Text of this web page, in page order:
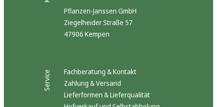
Pflanzen-Janssen GmbH
Ziegelheider Straße 57
47906 Kempen
Service
Fachberatung & Kontakt
Zahlung & Versand
Lieferformen & Lieferqualität